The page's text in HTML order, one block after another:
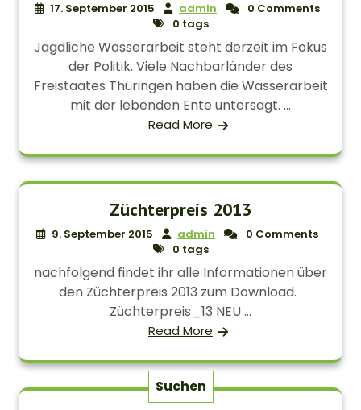
17. September 2015 admin
0 Comments
0 tags
Jagdliche Wasserarbeit steht derzeit im Fokus
der Politik. Viele Nachbarländer des
Freistaates Thüringen haben die Wasserarbeit
mit der lebenden Ente untersagt. ...
Read More
Züchterpreis 2013
9. September 2015 admin
0 Comments
0 tags
nachfolgend findet ihr alle Informationen über
den Züchterpreis 2013 zum Download.
Züchterpreis_13 NEU ...
Read More
Suchen